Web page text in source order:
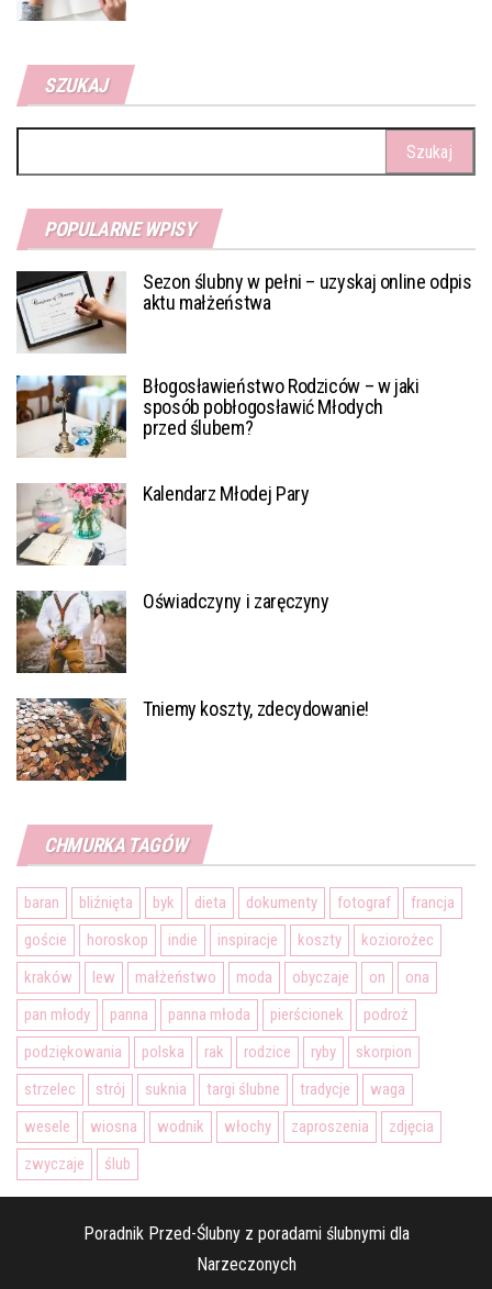
SZUKAJ
POPULARNE WPISY
Sezon ślubny w pełni – uzyskaj online odpis
aktu małżeństwa
Błogosławieństwo Rodziców – w jaki
sposób pobłogosławić Młodych
przed ślubem?
Kalendarz Młodej Pary
Oświadczyny i zaręczyny
Tniemy koszty, zdecydowanie!
CHMURKA TAGÓW
baran bliźnięta byk dieta dokumenty fotograf
francja
goście
horoskop indie inspiracje koszty
koziorożec
kraków
lew małżeństwo moda obyczaje on
ona
pan młody
panna panna młoda pierścionek
podroż
podziękowania
polska rak rodzice ryby
skorpion
strzelec
strój suknia targi ślubne tradycje
waga
wesele
wiosna wodnik włochy zaproszenia
zdjęcia
zwyczaje
ślub
Poradnik Przed-Ślubny z poradami ślubnymi dla
Narzeczonych